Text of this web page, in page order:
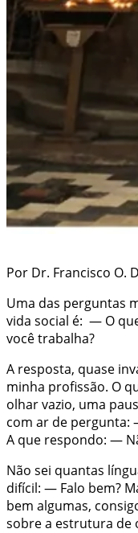
Por Dr. Francisco O.
Uma das perguntas
vida social é: — O
você trabalha?
A resposta, quase
minha profissão. O
olhar vazio, uma
com ar de pergunta:
A que respondo: —
Não sei quantas
difícil: — Falo bem?
bem algumas,
sobre a estrutura de